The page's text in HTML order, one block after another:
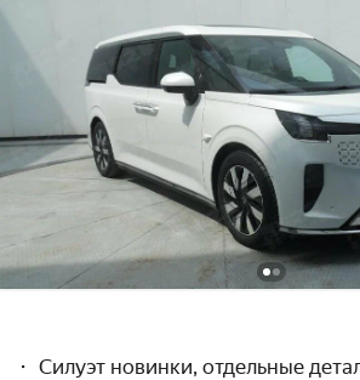
Силуэт новинки, отдельные